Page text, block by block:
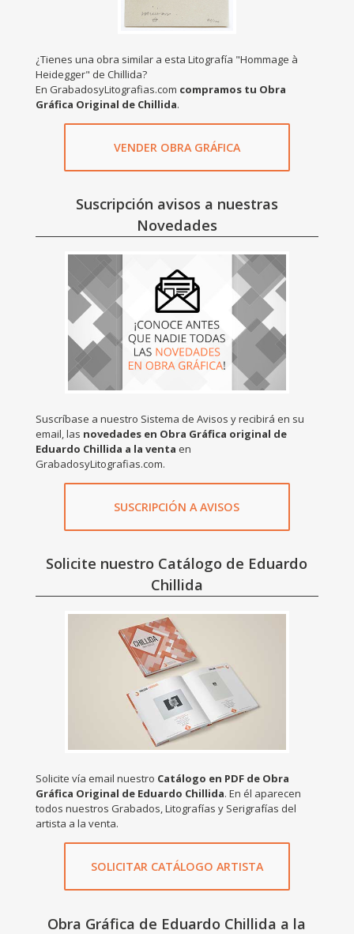
¿Tienes una obra similar a esta Litografía "Hommage à
Heidegger" de Chillida?
En GrabadosyLitografias.com compramos tu Obra
Gráfica Original de Chillida.
VENDER OBRA GRÁFICA
Suscripción avisos a nuestras
Novedades
Suscríbase a nuestro Sistema de Avisos y recibirá en su
email, las novedades en Obra Gráfica original de
Eduardo Chillida a la venta en
GrabadosyLitografias.com.
SUSCRIPCIÓN A AVISOS
Solicite nuestro Catálogo de Eduardo
Chillida
Solicite vía email nuestro Catálogo en PDF de Obra
Gráfica Original de Eduardo Chillida. En él aparecen
todos nuestros Grabados, Litografías y Serigrafías del
artista a la venta.
SOLICITAR CATÁLOGO ARTISTA
Obra Gráfica de Eduardo Chillida a la